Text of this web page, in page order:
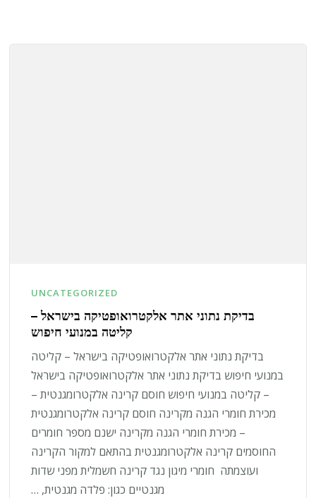
UNCATEGORIZED
בדיקת נתוני אתר אלקטרואופטיקה בישראל –
קליטה במנועי חיפוש
בדיקת נתוני אתר אלקטרואופטיקה בישראל – קליטה
במנועי חיפוש בדיקת נתוני אתר אלקטרואופטיקה בישראל
– קליטה במנועי חיפוש חוסם קרינה אלקטרומגנטית –
מכירת חומרי הגנה מקרינה חוסם קרינה אלקטרומגנטית
– מכירת חומרי הגנה מקרינה ישנם מספר חומרים
החוסמים קרינה אלקטרומגנטית בהתאם למקור הקרינה
ועוצמתה חומרי מיגון נגד קרינה חשמלית מפני שדות
מגנטיים כגון: פלדה מגנטית, …